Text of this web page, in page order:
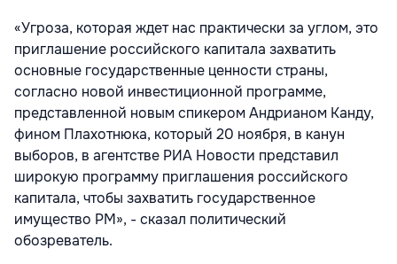
«Угроза, которая ждет нас практически за углом, это
приглашение российского капитала захватить
основные государственные ценности страны,
согласно новой инвестиционной программе,
представленной новым спикером Андрианом Канду,
фином Плахотнюка, который 20 ноября, в канун
выборов, в агентстве РИА Новости представил
широкую программу приглашения российского
капитала, чтобы захватить государственное
имущество РМ», - сказал политический
обозреватель.